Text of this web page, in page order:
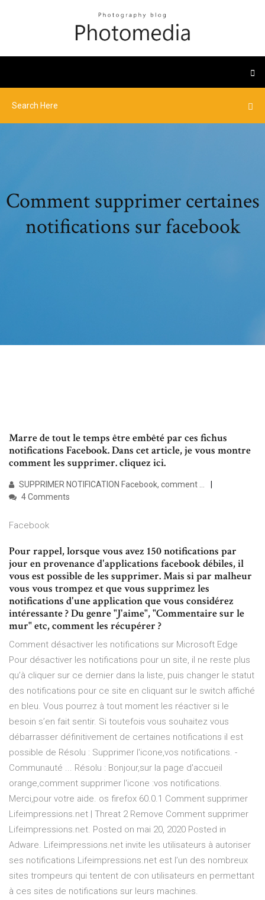
Comment supprimer certaines
notifications sur facebook
Marre de tout le temps être embêté par ces fichus
notifications Facebook. Dans cet article, je vous montre
comment les supprimer. cliquez ici.
SUPPRIMER NOTIFICATION Facebook, comment …
4 Comments
Facebook
Pour rappel, lorsque vous avez 150 notifications par
jour en provenance d'applications facebook débiles, il
vous est possible de les supprimer. Mais si par malheur
vous vous trompez et que vous supprimez les
notifications d'une application que vous considérez
intéressante ? Du genre "J'aime", "Commentaire sur le
mur" etc, comment les récupérer ?
Comment désactiver les notifications sur Microsoft Edge
Pour désactiver les notifications pour un site, il ne reste plus
qu’à cliquer sur ce dernier dans la liste, puis changer le statut
des notifications pour ce site en cliquant sur le switch affiché
en bleu. Vous pourrez à tout moment les réactiver si le
besoin s’en fait sentir. Si toutefois vous souhaitez vous
débarrasser définitivement de certaines notifications il est
possible de Résolu : Supprimer l'icone,vos notifications. -
Communauté ... Résolu : Bonjour,sur la page d'accueil
orange,comment supprimer l'icone :vos notifications.
Merci,pour votre aide. os firefox 60.0.1 Comment supprimer
Lifeimpressions.net | Threat 2 Remove Comment supprimer
Lifeimpressions.net. Posted on mai 20, 2020 Posted in
Adware. Lifeimpressions.net invite les utilisateurs à autoriser
ses notifications Lifeimpressions.net est l’un des nombreux
sites trompeurs qui tentent de con utilisateurs en permettant
à ces sites de notifications sur leurs machines.